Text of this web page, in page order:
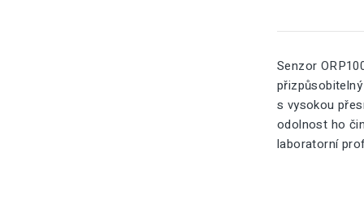
Senzor
s vysokou
odolnost ho
laboratorní